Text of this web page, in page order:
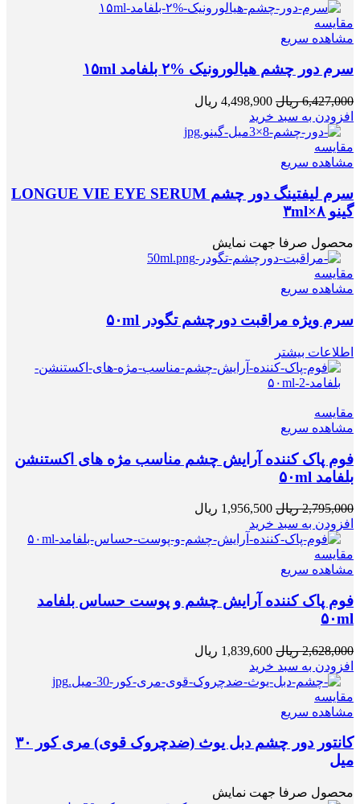
مقایسه
مشاهده سریع
سرم دور چشم هیالورونیک %۲ بلفامد ۱۵ml
6,427,000 ریال 4,498,900 ریال
افزودن به سبد خرید
مقایسه
مشاهده سریع
سرم لیفتینگ دور چشم LONGUE VIE EYE SERUM
گینو ۳ml×۸
محصول صرفا جهت نمایش
مقایسه
مشاهده سریع
سرم ویژه مراقبت دورچشم تگودر ۵۰ml
اطلاعات بیشتر
مقایسه
مشاهده سریع
فوم پاک کننده آرایش چشم مناسب مژه های اکستنشن
بلفامد ۵۰ml
2,795,000 ریال 1,956,500 ریال
افزودن به سبد خرید
مقایسه
مشاهده سریع
فوم پاک کننده آرایش چشم و پوست حساس بلفامد
۵۰ml
2,628,000 ریال 1,839,600 ریال
افزودن به سبد خرید
مقایسه
مشاهده سریع
کانتور دور چشم دبل یوث (ضدچروک قوی) مری کور ۳۰
میل
محصول صرفا جهت نمایش